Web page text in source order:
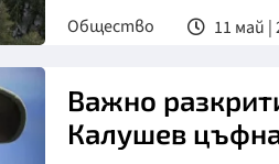
Общество
11 май |
Важно
Калушев